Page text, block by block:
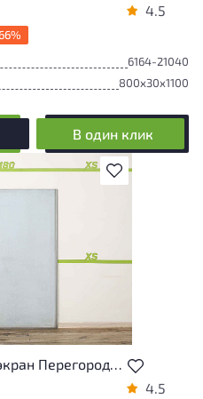
4.5
6164-21040
800x30x1100
В один клик
В избранное
эксплуатации,
износ
4.5